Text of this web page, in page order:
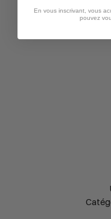
En vous inscrivant, vous
pouvez